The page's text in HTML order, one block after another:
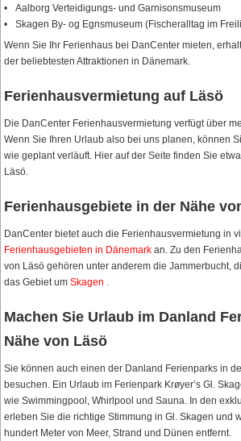
Aalborg Verteidigungs- und Garnisonsmuseum
Skagen By- og Egnsmuseum (Fischeralltag im
Wenn Sie Ihr Ferienhaus bei DanCenter mieten,
der beliebtesten Attraktionen in Dänemark.
Ferienhausvermietung auf Läsö
Die DanCenter Ferienhausvermietung verfügt über
Wenn Sie Ihren Urlaub also bei uns planen, können
wie geplant verläuft. Hier auf der Seite finden Sie
Läsö.
Ferienhausgebiete in der Nähe
DanCenter bietet auch die Ferienhausvermietung in
Ferienhausgebieten in Dänemark an. Zu den
von Läsö gehören unter anderem die Jammerbucht,
das Gebiet um Skagen .
Machen Sie Urlaub im Danland
Nähe von Läsö
Sie können auch einen der Danland Ferienparks in
besuchen. Ein Urlaub im Ferienpark Krøyer’s Gl.
wie Swimmingpool, Whirlpool und Sauna. In den
erleben Sie die richtige Stimmung in Gl. Skagen und
hundert Meter von Meer, Strand und Dünen entfernt.